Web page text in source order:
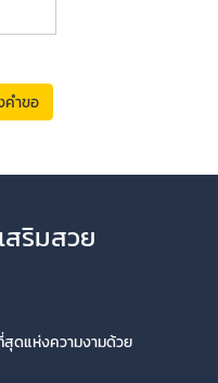
คำขอ
ริมสวย
ดแห่งความงามด้วย